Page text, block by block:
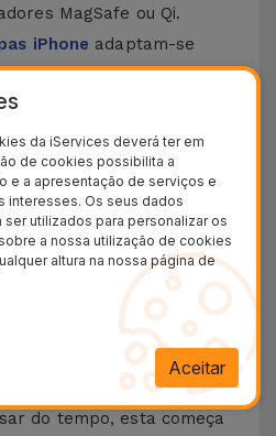
MagSafe ou Qi.
iPhone adaptam-se
dia a dia.Escolha a sua
e bom gosto ao seu
para iPhone com
com vários modelos da
12até aoiPhone 15 Pro
novosiPhone 16ou
da capa
transparente num
do tempo, esta começa
da iServices deverá ter em
de cookies possibilita a
e a apresentação de serviços e
interesses. Os seus dados
utilizados para personalizar os
a nossa utilização de cookies
altura na nossa página de
Aceitar